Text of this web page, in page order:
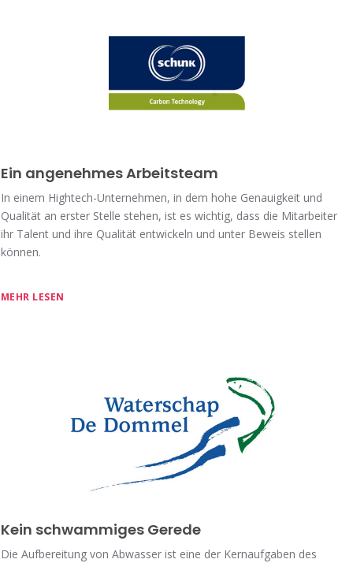
Ein angenehmes Arbeitsteam
In einem Hightech-Unternehmen, in dem hohe Genauigkeit und
Qualität an erster Stelle stehen, ist es wichtig, dass die Mitarbeiter
ihr Talent und ihre Qualität entwickeln und unter Beweis stellen
können.
MEHR LESEN
Kein schwammiges Gerede
Die Aufbereitung von Abwasser ist eine der Kernaufgaben des